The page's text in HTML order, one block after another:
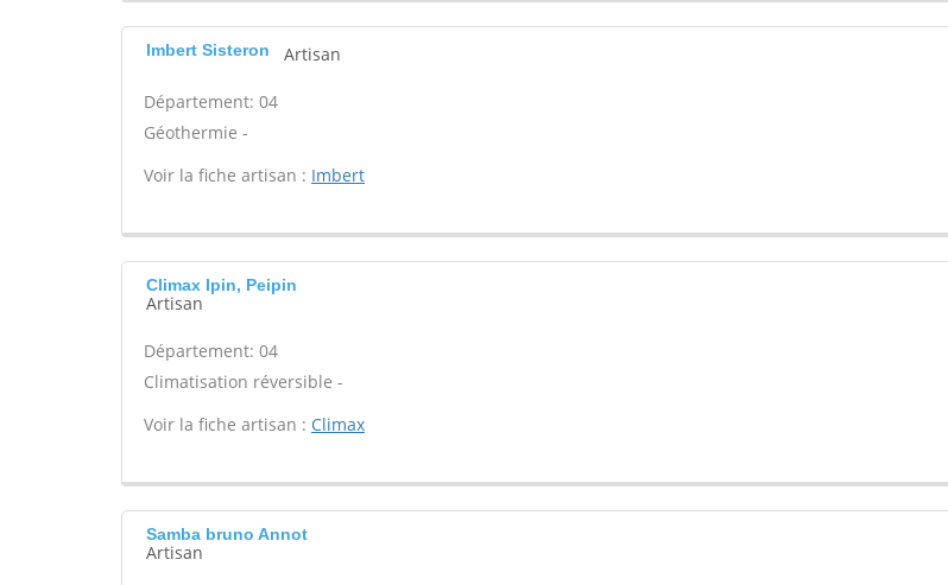
Imbert Sisteron Artisan
Département: 04
Géothermie -
Voir la fiche artisan : Imbert
Climax Ipin, Peipin
Artisan
Département: 04
Climatisation réversible -
Voir la fiche artisan : Climax
Samba bruno Annot
Artisan